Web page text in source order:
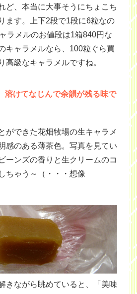
ど、本当に大事そうにちょこち
ます。上下2段で1段に6粒なの
ラメルのお値段は1箱840円な
キャラメルなら、100粒ぐら買
高級なキャラメルですね。
溶けてなじんで余韻が残る味で
ができた花畑牧場の生キャラメ
感のある薄茶色。写真を見てい
ーンズの香りと生クリームのコ
ちゃう～（・・・想像
きながら眺めていると、「美味